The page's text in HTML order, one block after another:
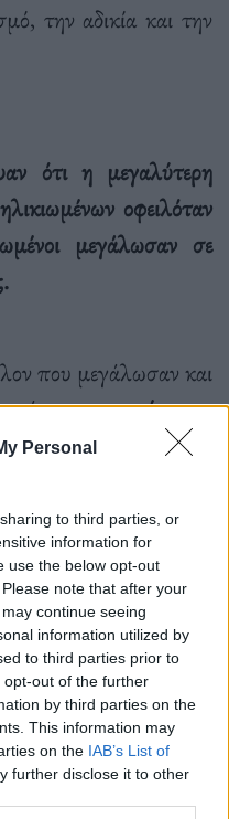
Personal
to third parties, or
information for
use the below opt-out
note that after your
continue seeing
information utilized by
to third parties prior to
out of the further
by third parties on the
This information may
on the IAB’s List of
further disclose it to other
την αδικία και την
ότι η μεγαλύτερη
οφειλόταν
μεγάλωσαν σε
που μεγάλωσαν και
τους,το πέρασμα
αλλαγές στον
να οδηγήσουν σε
μεταξύ των
τελευταίο τμήμα του
καθώς προχωράμε
ηλικία και τοπρώτο
καθώς γερνάμε.
δεν μειώνει τη